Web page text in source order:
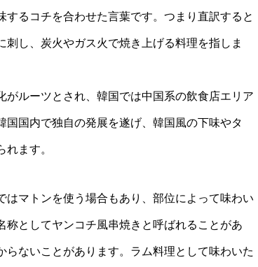
るコチを合わせた言葉です。つまり直訳すると
し、炭火やガス火で焼き上げる料理を指しま
ルーツとされ、韓国では中国系の飲食店エリア
国内で独自の発展を遂げ、韓国風の下味やタ
ます。
マトンを使う場合もあり、部位によって味わい
としてヤンコチ風串焼きと呼ばれることがあ
ないことがあります。ラム料理として味わいた